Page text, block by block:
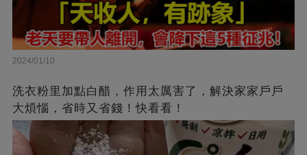
2024/01/10
洗衣粉里加點白醋，作用太厲害了，解決家家戶戶
大煩惱，省時又省錢！快看看！